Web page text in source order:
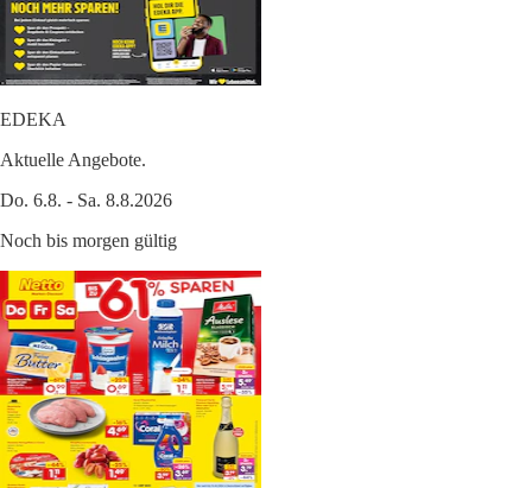
EDEKA
Aktuelle Angebote.
Do. 6.8. - Sa. 8.8.2026
Noch bis morgen gültig